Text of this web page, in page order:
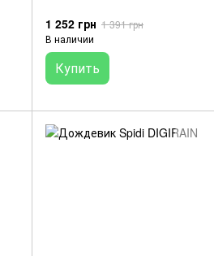
1 252 грн 1 391 грн
В наличии
Купить